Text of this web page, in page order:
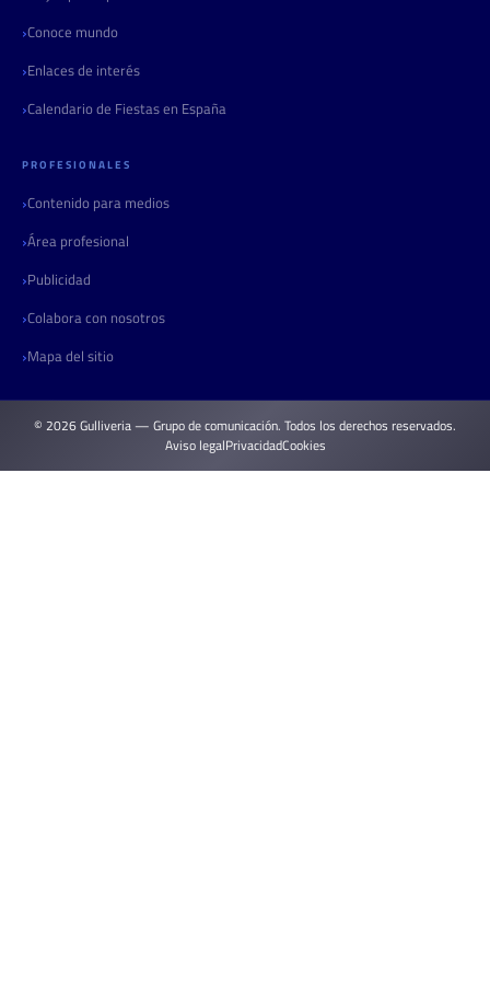
Conoce mundo
Enlaces de interés
Calendario de Fiestas en España
PROFESIONALES
Contenido para medios
Área profesional
Publicidad
Colabora con nosotros
Mapa del sitio
© 2026 Gulliveria — Grupo de comunicación. Todos los derechos reservados.
Aviso legalPrivacidadCookies